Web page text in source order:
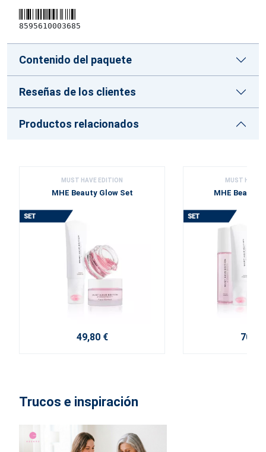
8595610003685
Contenido del paquete
Reseñas de los clientes
Productos relacionados
MUST HAVE EDITION
MHE Beauty Glow Set
49,80 €
MUST HAVE
MHE Beauty
70,20
Trucos e inspiración